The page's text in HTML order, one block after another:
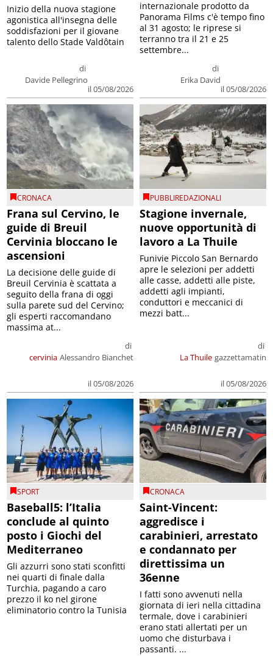
di
Davide Pellegrino
il 05/08/2026
Inizio della nuova stagione
agonistica all'insegna delle
soddisfazioni per il giovane
talento dello Stade Valdôtain
di
Erika David
il 05/08/2026
internazionale prodotto da
Panorama Films c'è tempo fino
al 31 agosto; le riprese si
terranno tra il 21 e 25
settembre...
CRONACA
Frana sul Cervino, le
guide di Breuil
Cervinia bloccano le
ascensioni
cervinia
di
Alessandro Bianchet
il 05/08/2026
La decisione delle guide di
Breuil Cervinia è scattata a
seguito della frana di oggi
sulla parete sud del Cervino;
gli esperti raccomandano
massima at...
PUBBLIREDAZIONALI
Stagione invernale,
nuove opportunità di
lavoro a La Thuile
La Thuile
di
gazzettamatin
il 05/08/2026
Funivie Piccolo San Bernardo
apre le selezioni per addetti
alle casse, addetti alle piste,
addetti agli impianti,
conduttori e meccanici di
mezzi batt...
SPORT
Baseball5: l’Italia
conclude al quinto
posto i Giochi del
Mediterraneo
Gli azzurri sono stati sconfitti
nei quarti di finale dalla
Turchia, pagando a caro
prezzo il ko nel girone
eliminatorio contro la Tunisia
CRONACA
Saint-Vincent:
aggredisce i
carabinieri, arrestato
e condannato per
direttissima un
36enne
I fatti sono avvenuti nella
giornata di ieri nella cittadina
termale, dove i carabinieri
erano stati allertati per un
uomo che disturbava i
passanti. ...